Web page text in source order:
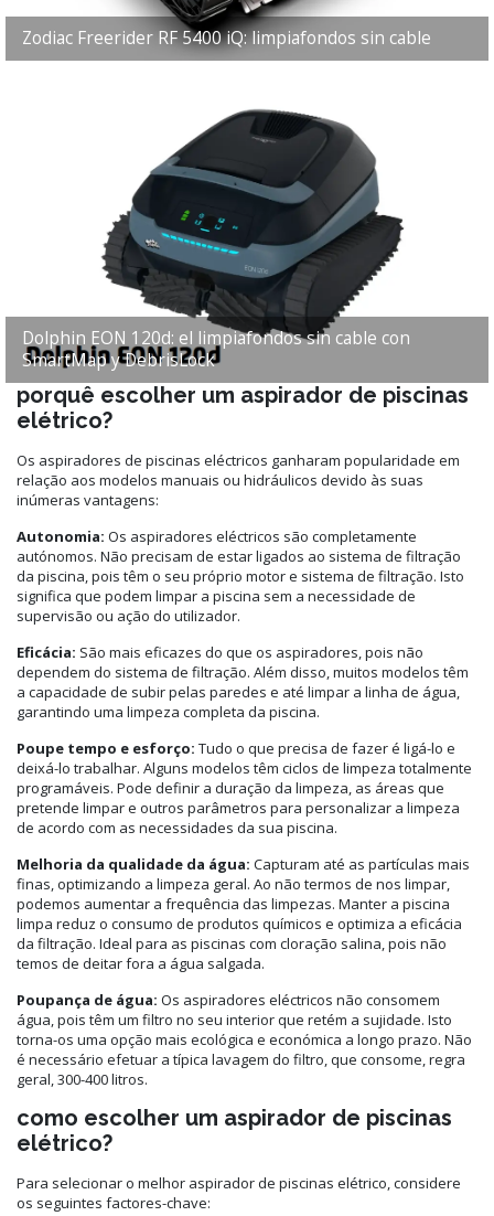
Zodiac Freerider RF 5400 iQ: limpiafondos sin cable
Dolphin EON 120d: el limpiafondos sin cable con
SmartMap y DebrisLock
porquê escolher um aspirador de piscinas
elétrico?
Os aspiradores de piscinas eléctricos ganharam popularidade em
relação aos modelos manuais ou hidráulicos devido às suas
inúmeras vantagens:
Autonomia: Os aspiradores eléctricos são completamente
autónomos. Não precisam de estar ligados ao sistema de filtração
da piscina, pois têm o seu próprio motor e sistema de filtração. Isto
significa que podem limpar a piscina sem a necessidade de
supervisão ou ação do utilizador.
Eficácia: São mais eficazes do que os aspiradores, pois não
dependem do sistema de filtração. Além disso, muitos modelos têm
a capacidade de subir pelas paredes e até limpar a linha de água,
garantindo uma limpeza completa da piscina.
Poupe tempo e esforço: Tudo o que precisa de fazer é ligá-lo e
deixá-lo trabalhar. Alguns modelos têm ciclos de limpeza totalmente
programáveis. Pode definir a duração da limpeza, as áreas que
pretende limpar e outros parâmetros para personalizar a limpeza
de acordo com as necessidades da sua piscina.
Melhoria da qualidade da água: Capturam até as partículas mais
finas, optimizando a limpeza geral. Ao não termos de nos limpar,
podemos aumentar a frequência das limpezas. Manter a piscina
limpa reduz o consumo de produtos químicos e optimiza a eficácia
da filtração. Ideal para as piscinas com cloração salina, pois não
temos de deitar fora a água salgada.
Poupança de água: Os aspiradores eléctricos não consomem
água, pois têm um filtro no seu interior que retém a sujidade. Isto
torna-os uma opção mais ecológica e económica a longo prazo. Não
é necessário efetuar a típica lavagem do filtro, que consome, regra
geral, 300-400 litros.
como escolher um aspirador de piscinas
elétrico?
Para selecionar o melhor aspirador de piscinas elétrico, considere
os seguintes factores-chave: